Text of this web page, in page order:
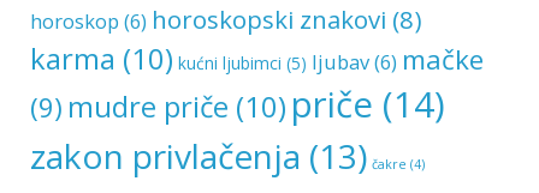
horoskop (6) horoskopski znakovi (8)
karma (10) kućni ljubimci (5) ljubav(6) mačke
(9) mudre priče (10) priče (14)
zakon privlačenja (13) čakre (4)